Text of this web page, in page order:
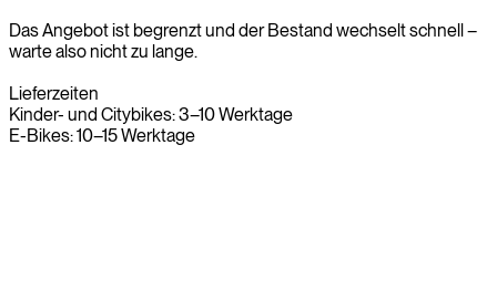
Das Angebot ist begrenzt und der Bestand wechselt schnell –
warte also nicht zu lange.
Lieferzeiten
Kinder- und Citybikes: 3–10 Werktage
E-Bikes: 10–15 Werktage